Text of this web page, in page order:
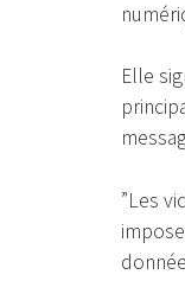
Elle
”Les